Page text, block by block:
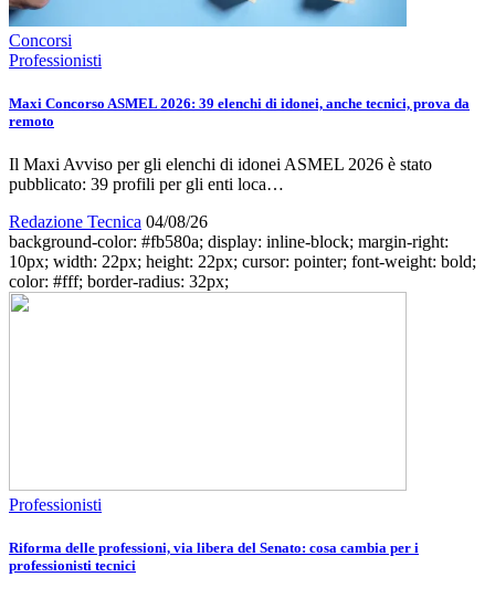
Concorsi
Professionisti
Maxi Concorso ASMEL 2026: 39 elenchi di idonei, anche tecnici, prova da
remoto
Il Maxi Avviso per gli elenchi di idonei ASMEL 2026 è stato
pubblicato: 39 profili per gli enti loca…
Redazione Tecnica 04/08/26
background-color: #fb580a; display: inline-block; margin-right:
10px; width: 22px; height: 22px; cursor: pointer; font-weight: bold;
color: #fff; border-radius: 32px;
Professionisti
Riforma delle professioni, via libera del Senato: cosa cambia per i
professionisti tecnici